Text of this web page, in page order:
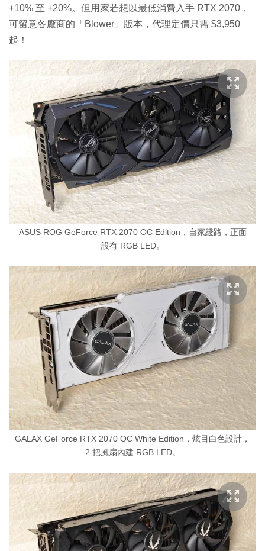
+10% 至 +20%。但用家若想以最低消費入手 RTX 2070，
可留意各廠商的「Blower」版本，代理定價只需 $3,950
起！
ASUS ROG GeForce RTX 2070 OC Edition，自家綫路，正面
設有 RGB LED。
GALAX GeForce RTX 2070 OC White Edition，炫目白色設計，
2 把風扇內建 RGB LED。